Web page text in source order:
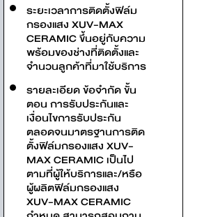
ระยะเวลาการติดตั้งฟิล์ม
กรองแสง XUV-MAX
CERAMIC ขึ้นอยู่กับความ
พร้อมของช่างที่ติดตั้งและ
จำนวนลูกค้าที่มาใช้บริการ
รายละเอียด ข้อจำกัด ขั้น
ตอน การรับประกันและ
เงื่อนไขการรับประกัน
ตลอดจนมาตรฐานการติด
ตั้งฟิล์มกรองแสง XUV-
MAX CERAMIC เป็นไป
ตามที่ผู้ให้บริการและ/หรือ
ผู้ผลิตฟิล์มกรองแสง
XUV-MAX CERAMIC